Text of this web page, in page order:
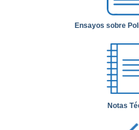
Ensayos sobre
Notas